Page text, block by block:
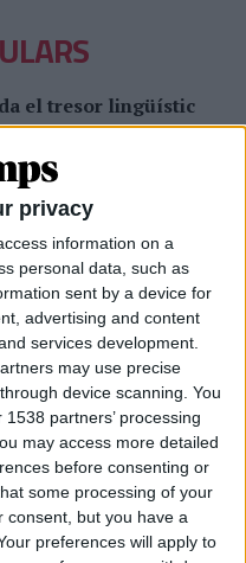
privacy
information on a
personal data, such as
sent by a device for
advertising and content
services development.
may use precise
device scanning. You
partners’ processing
may access more detailed
before consenting or
some processing of your
consent, but you have a
preferences will apply to
el tresor lingüístic
que s'ha entestat a recopilar
lletraferides
de l'edat mitjana
salt a la Federació
Cultural i de la Federació